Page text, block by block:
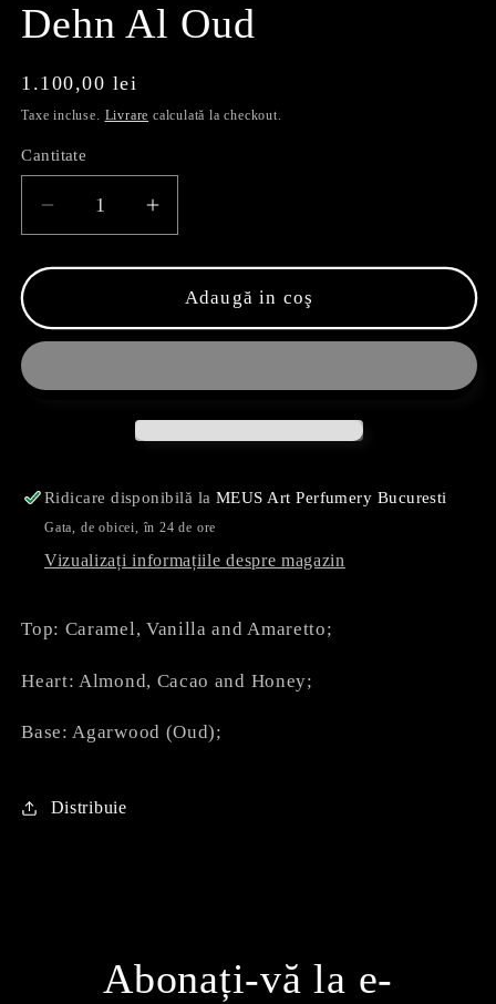
Dehn Al Oud
Preț
obișnuit
1.100,00 lei
Taxe incluse. Livrare calculată la checkout.
Cantitate
Reduceți
cantitatea
pentru
Bakhoor
Dehn
Creșteți
cantitatea
pentru
Gourmand
Bakhoor
Dehn
Adaugă in coş
Ridicare disponibilă la MEUS Art Perfumery Bucuresti
Gata, de obicei, în 24 de ore
Vizualizați informațiile despre magazin
Top: Caramel, Vanilla and Amaretto;
Heart: Almond, Cacao and Honey;
Base: Agarwood (Oud);
Distribuie
Abonați-vă la e-